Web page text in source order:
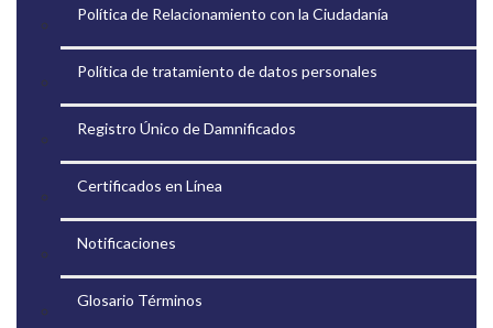
Política de Relacionamiento con la Ciudadanía
Política de tratamiento de datos personales
Registro Único de Damnificados
Certificados en Línea
Notificaciones
Glosario Términos